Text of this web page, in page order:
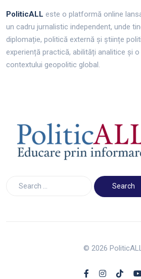
PoliticALL este o platformă online
un cadru jurnalistic independent, unde
diplomație, politică externă și științe
experiență practică, abilități analitice și
contextului geopolitic global.
© 2026 PoliticALL